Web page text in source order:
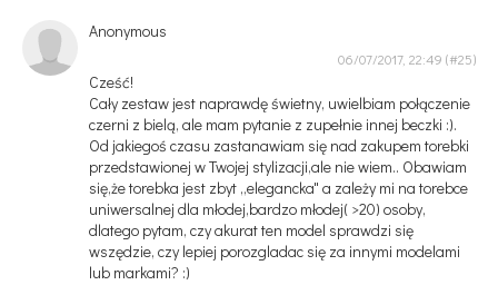
Anonymous
06/07/2017, 22:49
Cześć!
Cały zestaw jest naprawdę świetny, uwielbiam połączenie
czerni z bielą, ale mam pytanie z zupełnie innej beczki :).
Od jakiegoś czasu zastanawiam się nad zakupem torebki
przedstawionej w Twojej stylizacji,ale nie wiem.. Obawiam
się,że torebka jest zbyt ,,elegancka" a zależy mi na torebce
uniwersalnej dla młodej,bardzo młodej( >20) osoby,
dlatego pytam, czy akurat ten model sprawdzi się
wszędzie, czy lepiej porozgladac się za innymi modelami
lub markami? :)